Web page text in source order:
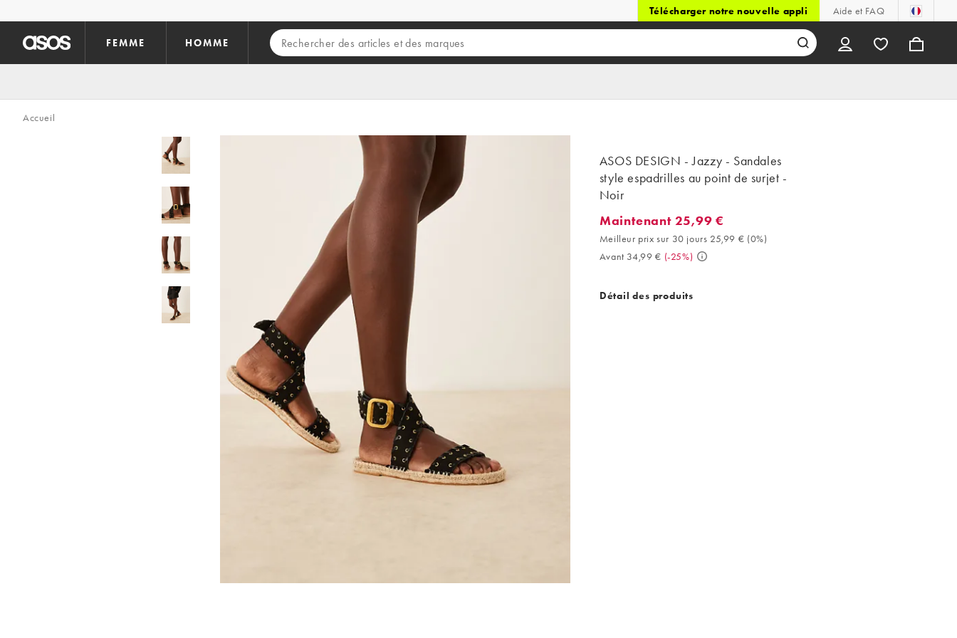
Télécharger notre nouvelle appli Aide et FAQ
FEMME HOMME
Accueil
ASOS DESIGN - Jazzy - Sandales
style espadrilles au point de surjet -
Noir
Maintenant 25,99 €. Meilleur prix sur 30 jours 25,99 € (0%). Avant 34,99
Maintenant 25,99 €
Meilleur prix sur 30 jours 25,99 € (0%)
Avant 34,99 € (-25%)
Détail des produits